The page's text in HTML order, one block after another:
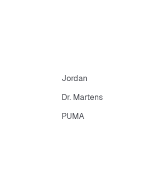
Jordan
Dr. Martens
PUMA